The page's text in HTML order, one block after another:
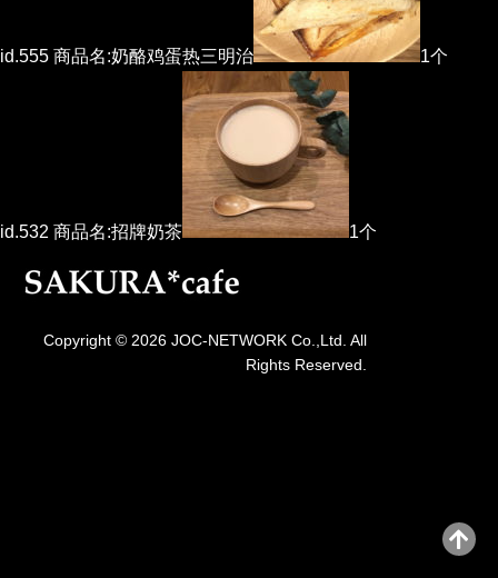
id.555 商品名:奶酪鸡蛋热三明治 1个
id.532 商品名:招牌奶茶 1个
Copyright © 2026 JOC-NETWORK Co.,Ltd. All
Rights Reserved.